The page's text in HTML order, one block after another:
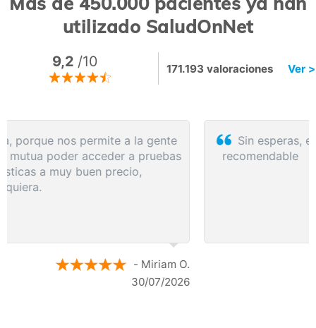
utilizado SaludOnNet
9,2 /10 171.193 valoraciones Ver >
Sin esperas, eficacia máxima, más que
recomendable